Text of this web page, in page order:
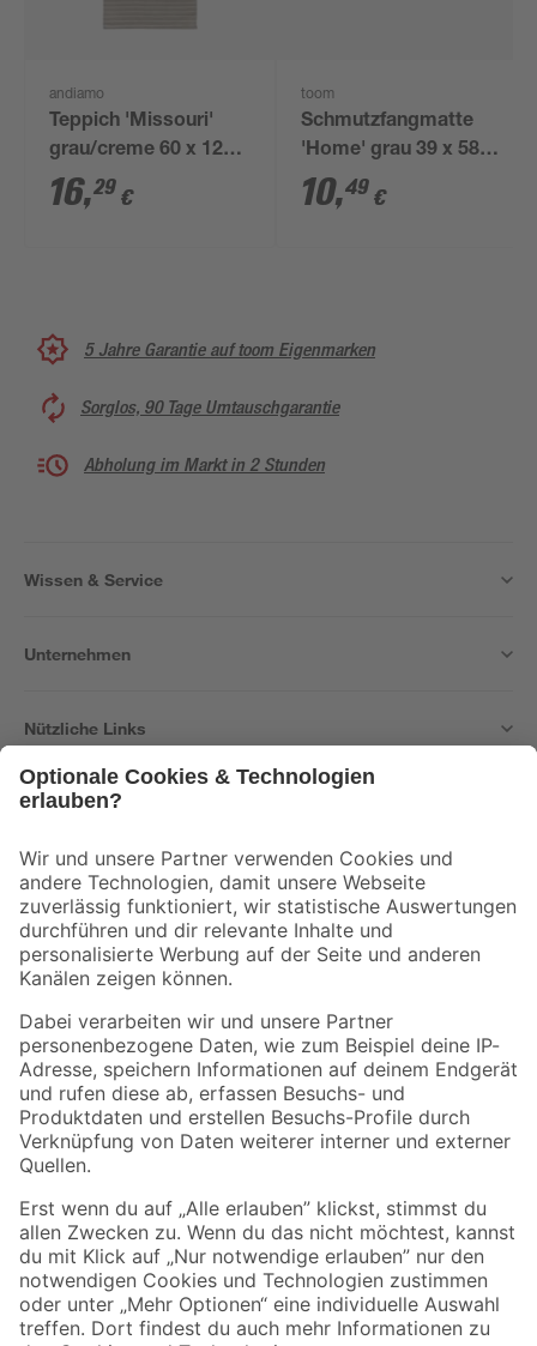
andiamo
Teppich 'Missouri'
grau/creme 60 x 120
cm
16,29 €
toom
Schmutzfangmatte
'Home' grau 39 x 58
cm
10,49 €
5 Jahre Garantie auf toom Eigenmarken
Sorglos, 90 Tage Umtauschgarantie
Abholung im Markt in 2 Stunden
Wissen & Service
Unternehmen
Nützliche Links
Der toom Newsletter: Keine Angebote und Aktionen mehr verpassen!
Zur Newsletter Anmeldung
Folge uns
Zahlungsarten Versandarten
Sicher einkaufen
Jetzt die toom-App herunterladen